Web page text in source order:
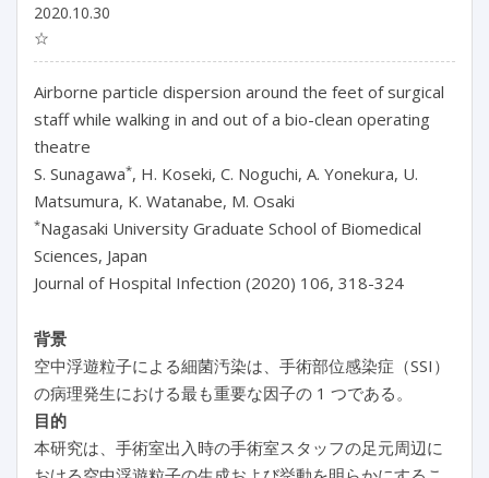
2020.10.30
☆
Airborne particle dispersion around the feet of surgical
staff while walking in and out of a bio-clean operating
theatre
S. Sunagawa*, H. Koseki, C. Noguchi, A. Yonekura, U.
Matsumura, K. Watanabe, M. Osaki
*Nagasaki University Graduate School of Biomedical
Sciences, Japan
Journal of Hospital Infection (2020) 106, 318-324
背景
空中浮遊粒子による細菌汚染は、手術部位感染症（SSI）
の病理発生における最も重要な因子の 1 つである。
目的
本研究は、手術室出入時の手術室スタッフの足元周辺に